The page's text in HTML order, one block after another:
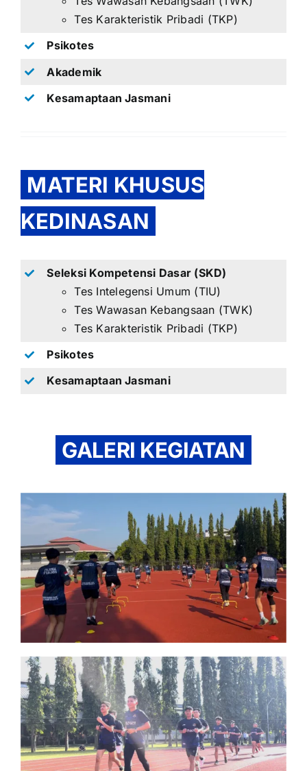
Tes Karakteristik Pribadi (TKP)
Psikotes
Akademik
Kesamaptaan Jasmani
MATERI KHUSUS
KEDINASAN
Seleksi Kompetensi Dasar (SKD)
Tes Intelegensi Umum (TIU)
Tes Wawasan Kebangsaan (TWK)
Tes Karakteristik Pribadi (TKP)
Psikotes
Kesamaptaan Jasmani
GALERI KEGIATAN